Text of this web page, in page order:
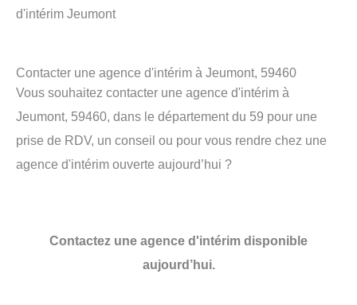
d'intérim Jeumont
Contacter une agence d'intérim à Jeumont, 59460
Vous souhaitez contacter une agence d'intérim à
Jeumont, 59460, dans le département du 59 pour une
prise de RDV, un conseil ou pour vous rendre chez une
agence d'intérim ouverte aujourd’hui ?
Contactez une agence d'intérim disponible
aujourd’hui.